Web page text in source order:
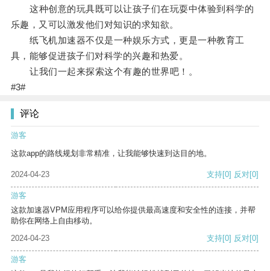
这种创意的玩具既可以让孩子们在玩耍中体验到科学的
乐趣，又可以激发他们对知识的求知欲。
纸飞机加速器不仅是一种娱乐方式，更是一种教育工
具，能够促进孩子们对科学的兴趣和热爱。
让我们一起来探索这个有趣的世界吧！。
#3#
评论
游客
这款app的路线规划非常精准，让我能够快速到达目的地。
2024-04-23 支持[0] 反对[0]
游客
这款加速器VPM应用程序可以给你提供最高速度和安全性的连接，并帮
助你在网络上自由移动。
2024-04-23
支持[0] 反对[0]
游客